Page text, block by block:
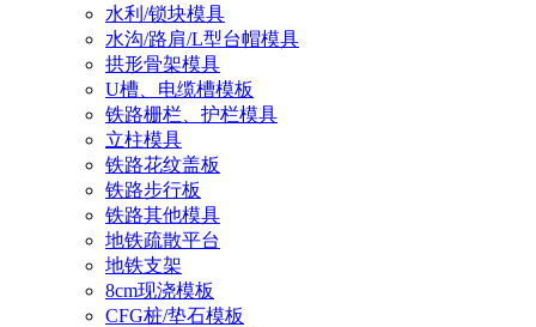
水利/锁块模具
水沟/路肩/L型台帽模具
拱形骨架模具
U槽、电缆槽模板
铁路栅栏、护栏模具
立柱模具
铁路花纹盖板
铁路步行板
铁路其他模具
地铁疏散平台
地铁支架
8cm现浇模板
CFG桩/垫石模板